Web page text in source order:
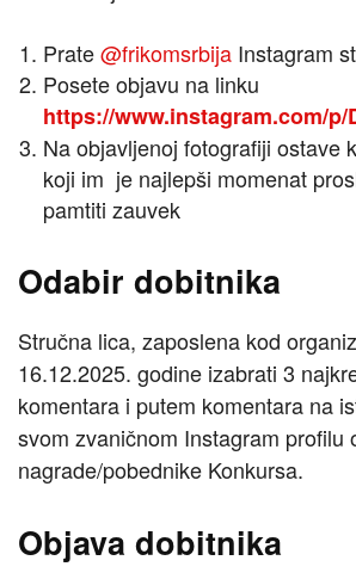
Prate@frikomsrbija Instagram
Posete objavu na linku
https://www.instagram.com/p/
Na objavljenoj fotografiji ostave
koji im je najlepši momenat
pamtiti zauvek
Odabir dobitnika
Stručna lica, zaposlena kod
16.12.2025. godine izabrati 3
komentara i putem komentara na
svom zvaničnom Instagram profilu
nagrade/pobednike Konkursa.
Objava dobitnika